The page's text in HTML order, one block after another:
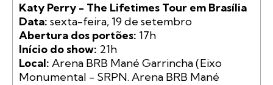
Katy Perry - The Lifetimes Tour em Brasília
Data:
Abertura dos portões:
Início do show:
Local: Arena BRB Mané Garrincha (Eixo
Monumental - SRPN. Arena BRB Mané